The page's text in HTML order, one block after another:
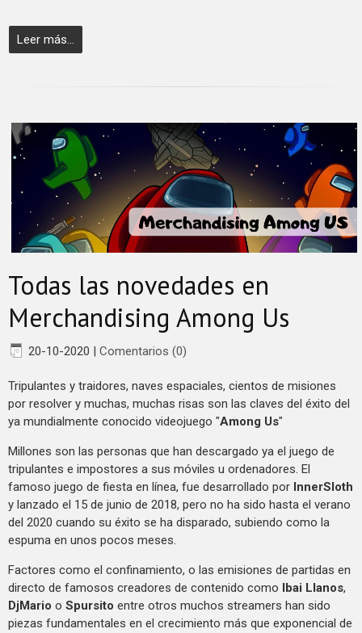
Leer más...
Todas las novedades en
Merchandising Among Us
20-10-2020 | Comentarios (0)
Tripulantes y traidores, naves espaciales, cientos de misiones
por resolver y muchas, muchas risas son las claves del éxito del
ya mundialmente conocido videojuego "Among Us"
Millones son las personas que han descargado ya el juego de
tripulantes e impostores a sus móviles u ordenadores. El
famoso juego de fiesta en línea, fue desarrollado por InnerSloth
y lanzado el 15 de junio de 2018, pero no ha sido hasta el verano
del 2020 cuando su éxito se ha disparado, subiendo como la
espuma en unos pocos meses.
Factores como el confinamiento, o las emisiones de partidas en
directo de famosos creadores de contenido como Ibai Llanos,
DjMario o Spursito entre otros muchos streamers han sido
piezas fundamentales en el crecimiento más que exponencial de